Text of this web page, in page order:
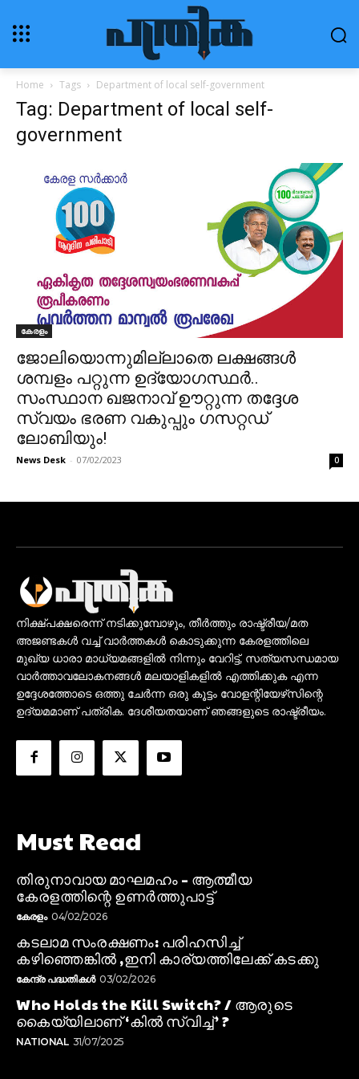
Home Tags Department of local self-government
Tag: Department of local self-
government
കേരളം
ജോലിയൊന്നുമില്ലാതെ ലക്ഷങ്ങൾ
ശമ്പളം പറ്റുന്ന ഉദ്യോഗസ്ഥർ..
സംസ്ഥാന ഖജനാവ് ഊറ്റുന്ന തദ്ദേശ
സ്വയം ഭരണ വകുപ്പും ഗസറ്റഡ്
ലോബിയും!
News Desk - 07/02/2023 0
നിക്ഷ്പക്ഷരെന്ന് നടിക്കുമ്പോഴും, തീർത്തും രാഷ്ട്രീയ/മത
അജണ്ടകൾ വച്ച് വാർത്തകൾ കൊടുക്കുന്ന കേരളത്തിലെ
മുഖ്യ ധാരാ മാധ്യമങ്ങളിൽ നിന്നും വേറിട്ട്, സത്യസന്ധമായ
വാർത്താവലോകനങ്ങൾ മലയാളികളിൽ എത്തിക്കുക എന്ന
ഉദ്ദേശത്തോടെ ഒത്തു ചേർന്ന ഒരു കൂട്ടം വോളന്റിയേഴ്‌സിന്റെ
ഉദ്യമമാണ് പത്രിക. ദേശീയതയാണ് ഞങ്ങളുടെ രാഷ്ട്രീയം.
Must Read
തിരുനാവായ മാഘമഹം – ആത്മീയ
കേരളത്തിന്റെ ഉണർത്തുപാട്ട്
കേരളം 04/02/2026
കടലാമ സംരക്ഷണം: പരിഹസിച്ച്
കഴിഞ്ഞെങ്കിൽ ,ഇനി കാര്യത്തിലേക്ക് കടക്കു
കേന്ദ്ര പദ്ധതികൾ 03/02/2026
Who Holds the Kill Switch? / ആരുടെ
കൈയ്യിലാണ് ‘കിൽ സ്വിച്ച്’ ?
NATIONAL 31/07/2025